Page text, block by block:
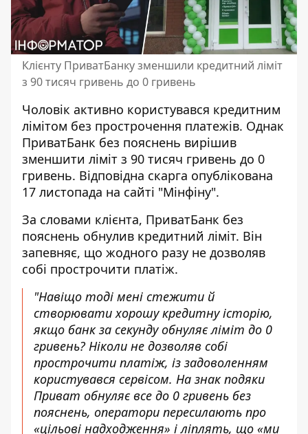
Клієнту ПриватБанку зменшили кредитний ліміт
з 90 тисяч гривень до 0 гривень
Чоловік активно користувався кредитним
лімітом без прострочення платежів. Однак
ПриватБанк без пояснень вирішив
зменшити ліміт з 90 тисяч гривень до 0
гривень. Відповідна скарга опублікована
17 листопада на сайті "Мінфіну".
За словами клієнта, ПриватБанк без
пояснень обнулив кредитний ліміт. Він
запевняє, що жодного разу не дозволяв
собі прострочити платіж.
"Навіщо тоді мені стежити й
створювати хорошу кредитну історію,
якщо банк за секунду обнуляє ліміт до 0
гривень? Ніколи не дозволяв собі
прострочити платіж, із задоволенням
користувався сервісом. На знак подяки
Приват обнуляє все до 0 гривень без
пояснень, оператори пересилають про
«цільові надходження» і ліплять, що «ми